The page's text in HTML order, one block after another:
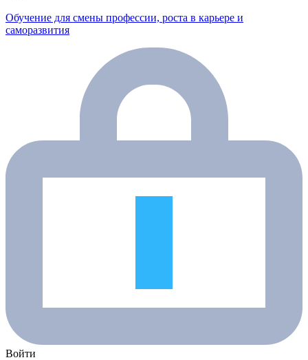
Обучение для смены профессии, роста в карьере и
саморазвития
Войти